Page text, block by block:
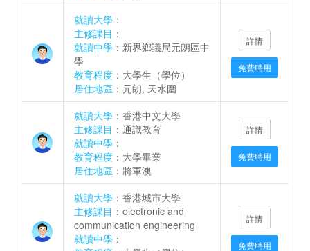
就讀大學 ：
主修課目 ：
就讀中學 ：新界鄉議局元朗區中
學
教育程度 ：大學生（學位）
居住地區 ：元朗, 天水圍
詳情
免費聘用
就讀大學 ：香港中文大學
主修課目 ：通識教育
就讀中學 ：
教育程度 ：大學畢業
居住地區 ：將軍澳
詳情
免費聘用
就讀大學 ：香港城市大學
主修課目 ：electronic and
communication engineering
就讀中學 ：
詳情
免費聘用